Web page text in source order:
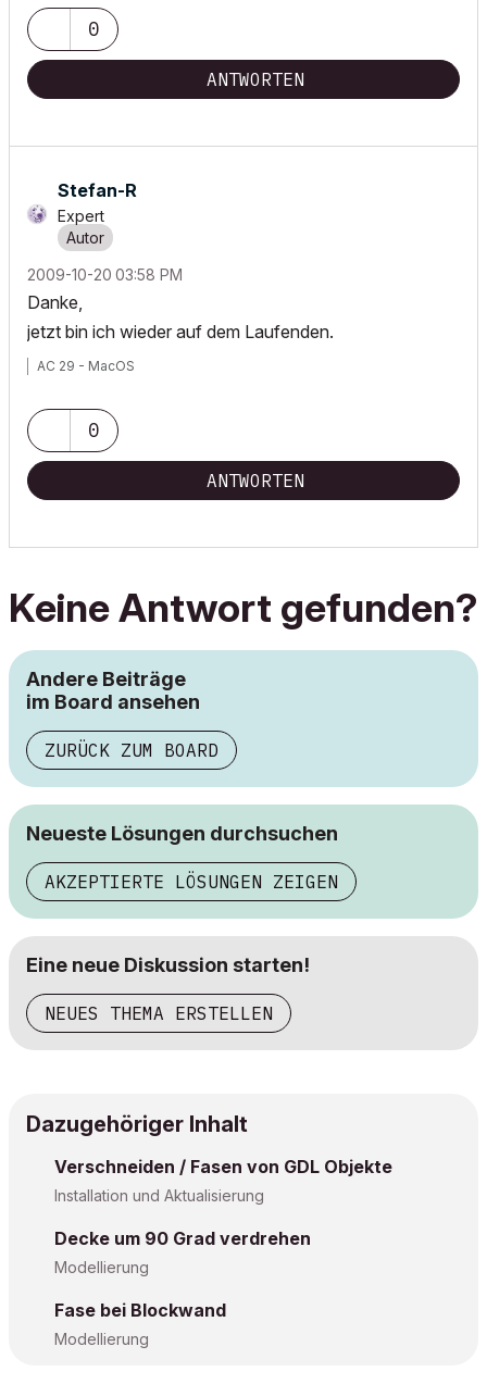
0
ANTWORTEN
Stefan-R
Expert
‎2009-10-20 03:58 PM
Danke,
jetzt bin ich wieder auf dem Laufenden.
AC 29 - MacOS
0
ANTWORTEN
Keine Antwort gefunden?
Andere Beiträge
im Board ansehen
ZURÜCK ZUM BOARD
Neueste Lösungen durchsuchen
AKZEPTIERTE LÖSUNGEN ZEIGEN
Eine neue Diskussion starten!
NEUES THEMA ERSTELLEN
Dazugehöriger Inhalt
Verschneiden / Fasen von GDL Objekte
Installation und Aktualisierung
Decke um 90 Grad verdrehen
Modellierung
Fase bei Blockwand
Modellierung